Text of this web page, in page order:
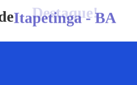
Itapetinga - BA